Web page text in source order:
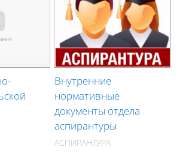
Внутренние
нормативные
документы отдела
аспирантуры
АСПИРАНТУРА